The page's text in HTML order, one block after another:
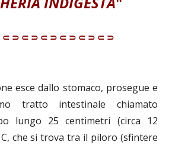
esce dallo stomaco, prosegue e
tratto intestinale chiamato
lungo 25 centimetri (circa 12
che si trova tra il piloro (sfintere